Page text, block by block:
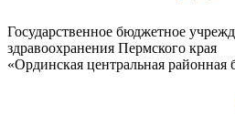
Государственное бюджетное
здравоохранения Пермского края
«Ординская центральная районная